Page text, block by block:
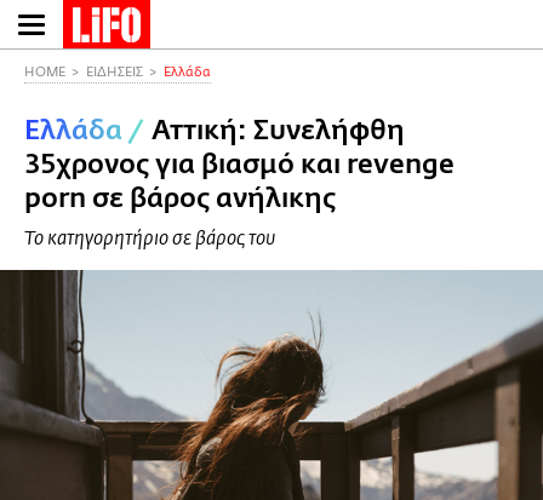
Παράκαμψη
προς
περιεχόμενο
HOME ΕΙΔΗΣΕΙΣ Ελλάδα
Ελλάδα / Αττική: Συνελήφθη
35χρονος για βιασμό και revenge
porn σε βάρος ανήλικης
Το κατηγορητήριο σε βάρος του